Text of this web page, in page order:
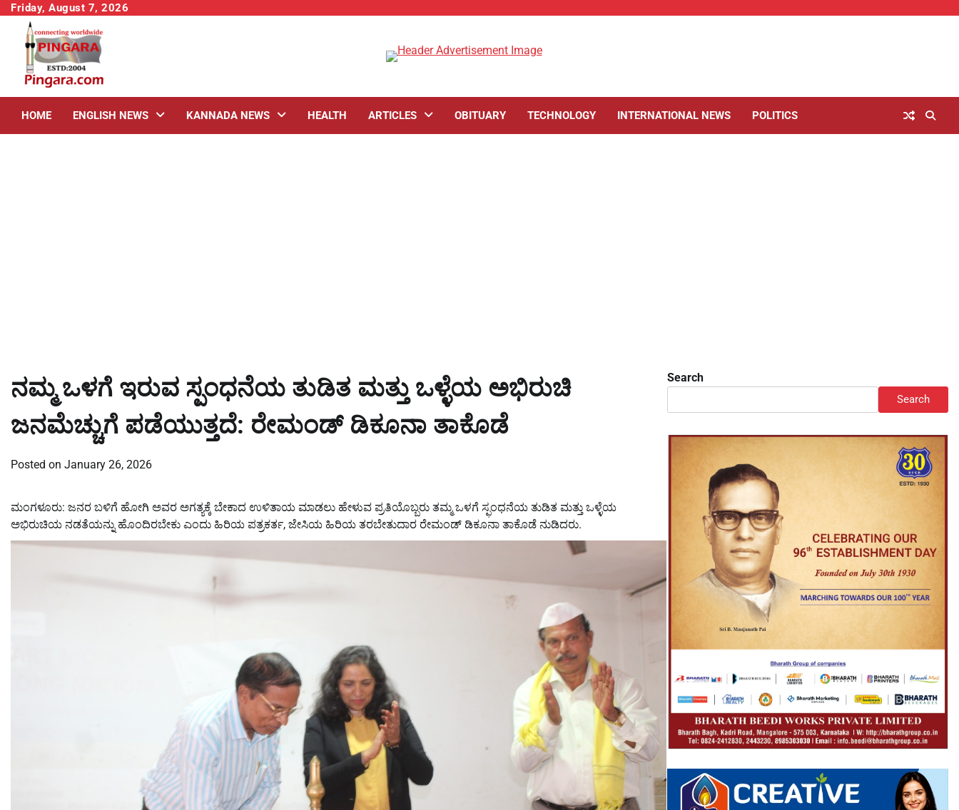
Skip
content
Friday, August 7, 2026
HOME ENGLISH NEWS KANNADA NEWS HEALTH ARTICLES OBITUARY TECHNOLOGY INTERNATIONAL NEWS POLITICS
ನಮ್ಮ ಒಳಗೆ ಇರುವ ಸ್ಪಂಧನೆಯ ತುಡಿತ ಮತ್ತು ಒಳ್ಳೆಯ ಅಭಿರುಚಿ
ಜನಮೆಚ್ಚುಗೆ ಪಡೆಯುತ್ತದೆ: ರೇಮಂಡ್ ಡಿಕೂನಾ ತಾಕೊಡೆ
Posted on January 26, 2026
ಮಂಗಳೂರು: ಜನರ ಬಳಿಗೆ ಹೋಗಿ ಅವರ ಅಗತ್ಯಕ್ಕೆ ಬೇಕಾದ ಉಳಿತಾಯ ಮಾಡಲು ಹೇಳುವ ಪ್ರತಿಯೊಬ್ಬರು ತಮ್ಮ ಒಳಗೆ ಸ್ಫಂಧನೆಯ ತುಡಿತ ಮತ್ತು ಒಳ್ಳೆಯ
ಅಭಿರುಚಿಯ ನಡತೆಯನ್ನು ಹೊಂದಿರಬೇಕು ಎಂದು ಹಿರಿಯ ಪತ್ರಕರ್ತ, ಜೇಸಿಯ ಹಿರಿಯ ತರಬೇತುದಾರ ರೇಮಂಡ್ ಡಿಕೂನಾ ತಾಕೊಡೆ ನುಡಿದರು.
Search
Search